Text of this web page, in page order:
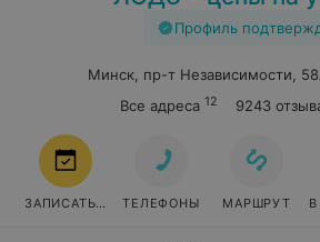
Профиль
Минск, пр-т Независимости,
Все адреса 12 9243
ЗАПИСАТЬСЯ ТЕЛЕФОНЫ МАРШРУТ